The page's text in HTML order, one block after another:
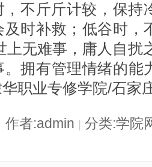
不斤斤计较，保持
及时补救；低谷时，
上无难事，庸人自扰
拥有管理情绪的能
职业专修学院/石家
作者:admin 分类:学院